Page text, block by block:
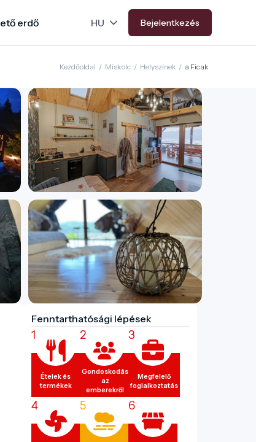
erdő Bejelentkezés
Kezdőoldal / Miskolc / Helyszínek / a Ficak
Fenntarthatósági lépések
1
Ételek és
termékek
2
Gondoskodás
az
emberekről
3
Megfelelő
foglalkoztatás
4 5 6